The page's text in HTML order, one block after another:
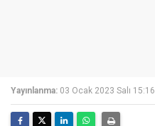
Yayınlanma: 03 Ocak 2023 Salı 15:16